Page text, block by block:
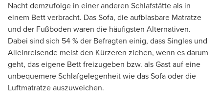
Nacht demzufolge in einer anderen Schlafstätte als in
einem Bett verbracht. Das Sofa, die aufblasbare Matratze
und der Fußboden waren die häufigsten Alternativen.
Dabei sind sich 54 % der Befragten einig, dass Singles und
Alleinreisende meist den Kürzeren ziehen, wenn es darum
geht, das eigene Bett freizugeben bzw. als Gast auf eine
unbequemere Schlafgelegenheit wie das Sofa oder die
Luftmatratze auszuweichen.